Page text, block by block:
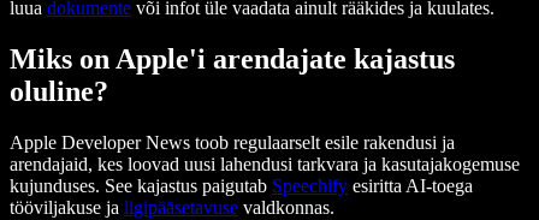
luua dokumente või infot üle vaadata ainult rääkides ja kuulates.
Miks on Apple'i arendajate kajastus
oluline?
Apple Developer News toob regulaarselt esile rakendusi ja
arendajaid, kes loovad uusi lahendusi tarkvara ja kasutajakogemuse
kujunduses. See kajastus paigutab Speechify esiritta AI-toega
tööviljakuse ja ligipääsetavuse valdkonnas.